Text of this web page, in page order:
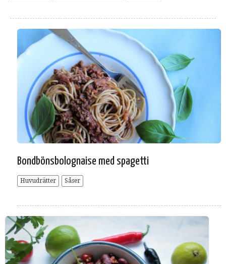
Bondbönsbolognaise med spagetti
Huvudrätter Såser